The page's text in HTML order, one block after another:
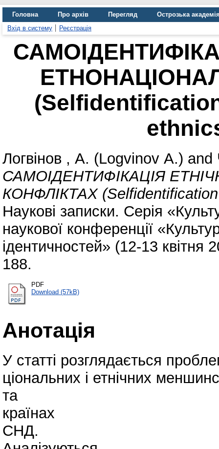
Головна Про архів Перегляд
Острозька
Вхід в систему
Реєстрація
Логвінов , А. (Logvinov А.) and
САМОІДЕНТИФІКАЦІЯ
КОНФЛІКТАХ
Наукові записки. Серія
наукової конференції
ідентичностей» (12­-13
188.
PDF
Download (57kB)
Анотація
У статті розглядається
ціональних і етнічних
та
країнах
СНД.